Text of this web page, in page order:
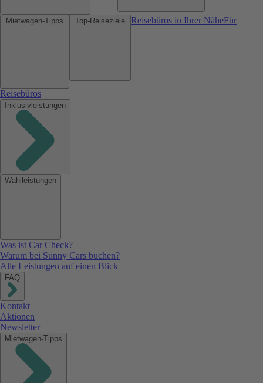
Reisebüros in Ihrer NäheFür
Reisebüros
Inklusivleistungen
Wahlleistungen
Was ist Car Check?
Warum bei Sunny Cars buchen?
Alle Leistungen auf einen Blick
FAQ
Kontakt
Aktionen
Newsletter
Mietwagen-Tipps